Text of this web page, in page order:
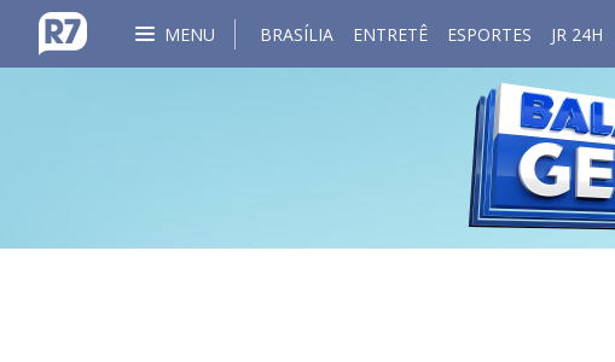
MENU BRASÍLIA ENTRETÊ ESPORTES JR 24H